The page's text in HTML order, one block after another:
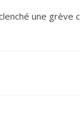
une grève